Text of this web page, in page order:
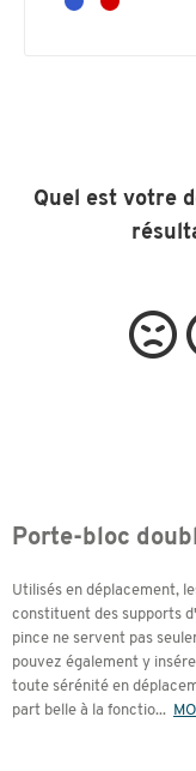
Quel est votre
Porte-bloc
Utilisés en déplacement,
constituent des supports
pince ne servent pas
pouvez également y
toute sérénité en
part belle à la fonctio...